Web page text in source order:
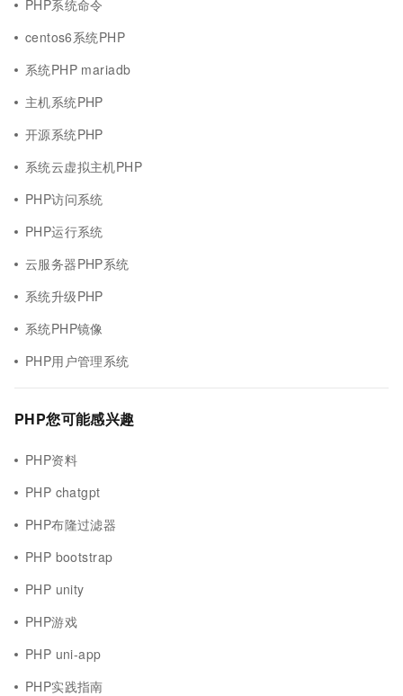
PHP系统命令
centos6系统PHP
系统PHP mariadb
主机系统PHP
开源系统PHP
系统云虚拟主机PHP
PHP访问系统
PHP运行系统
云服务器PHP系统
系统升级PHP
系统PHP镜像
PHP用户管理系统
PHP您可能感兴趣
PHP资料
PHP chatgpt
PHP布隆过滤器
PHP bootstrap
PHP unity
PHP游戏
PHP uni-app
PHP实践指南